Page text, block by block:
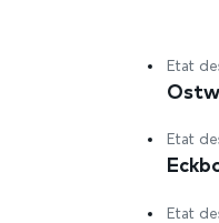
Etat
Etat
Etat